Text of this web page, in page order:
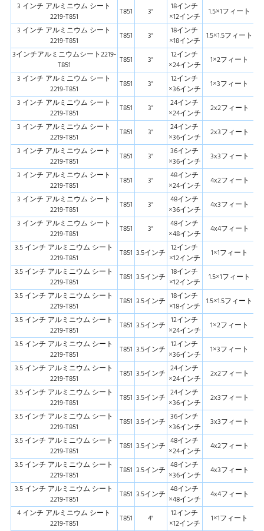
3 インチ アルミニウム シート
2219-T851
T851 3"
18インチ
×12インチ
1.5×1フィート
3 インチ アルミニウム シート
2219-T851
T851 3"
18インチ
×18インチ 1.5×1.5フィート
3インチアルミニウムシート2219-
T851
T851 3"
12インチ
×24インチ
1×2フィート
3 インチ アルミニウム シート
2219-T851
T851 3"
12インチ
×36インチ
1×3フィート
3 インチ アルミニウム シート
2219-T851
T851 3"
24インチ
×24インチ
2x2フィート
3 インチ アルミニウム シート
2219-T851
T851 3"
24インチ
×36インチ
2x3フィート
3 インチ アルミニウム シート
2219-T851
T851 3"
36インチ
×36インチ
3x3フィート
3 インチ アルミニウム シート
2219-T851
T851 3"
48インチ
×24インチ
4x2フィート
3 インチ アルミニウム シート
2219-T851
T851 3"
48インチ
×36インチ
4x3フィート
3 インチ アルミニウム シート
2219-T851
T851 3"
48インチ
×48インチ
4x4フィート
3.5 インチ アルミニウム シート
2219-T851
T851 3.5インチ 12インチ
×12インチ
1×1フィート
3.5 インチ アルミニウム シート
2219-T851
T851 3.5インチ 18インチ
×12インチ
1.5×1フィート
3.5 インチ アルミニウム シート
2219-T851
T851 3.5インチ 18インチ
×18インチ 1.5×1.5フィート
3.5 インチ アルミニウム シート
2219-T851
T851 3.5インチ 12インチ
×24インチ
1×2フィート
3.5 インチ アルミニウム シート
2219-T851
T851 3.5インチ 12インチ
×36インチ
1×3フィート
3.5 インチ アルミニウム シート
2219-T851
T851 3.5インチ 24インチ
×24インチ
2x2フィート
3.5 インチ アルミニウム シート
2219-T851
T851 3.5インチ 24インチ
×36インチ
2x3フィート
3.5 インチ アルミニウム シート
2219-T851
T851 3.5インチ 36インチ
×36インチ
3x3フィート
3.5 インチ アルミニウム シート
2219-T851
T851 3.5インチ 48インチ
×24インチ
4x2フィート
3.5 インチ アルミニウム シート
2219-T851
T851 3.5インチ 48インチ
×36インチ
4x3フィート
3.5 インチ アルミニウム シート
2219-T851
T851 3.5インチ 48インチ
×48インチ
4x4フィート
4 インチ アルミニウム シート
2219-T851
T851 4"
12インチ
×12インチ
1×1フィート